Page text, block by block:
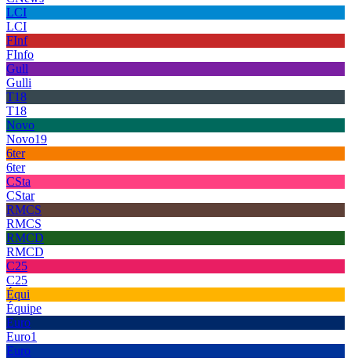
LCI
LCI
FInf
FInfo
Gull
Gulli
T18
T18
Novo
Novo19
6ter
6ter
CSta
CStar
RMCS
RMCS
RMCD
RMCD
C25
C25
Équi
Équipe
Euro
Euro1
Euro